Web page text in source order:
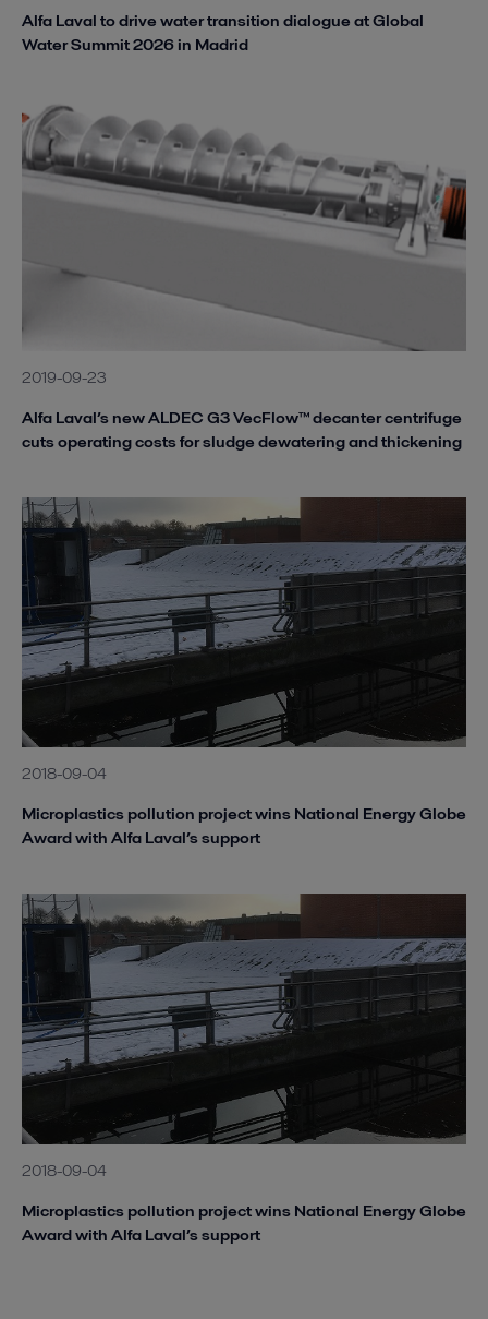
Alfa Laval to drive water transition dialogue at Global
Water Summit 2026 in Madrid
2019-09-23
Alfa Laval’s new ALDEC G3 VecFlow™ decanter centrifuge
cuts operating costs for sludge dewatering and thickening
2018-09-04
Microplastics pollution project wins National Energy Globe
Award with Alfa Laval’s support
2018-09-04
Microplastics pollution project wins National Energy Globe
Award with Alfa Laval’s support